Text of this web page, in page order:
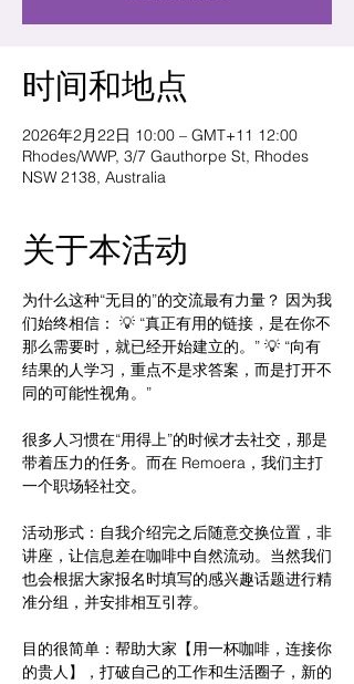
时间和地点
2026年2月22日 10:00 – GMT+11 12:00
Rhodes/WWP, 3/7 Gauthorpe St, Rhodes
NSW 2138, Australia
关于本活动
为什么这种“无目的”的交流最有力量？ 因为我
们始终相信： 💡 “真正有用的链接，是在你不
那么需要时，就已经开始建立的。” 💡 “向有
结果的人学习，重点不是求答案，而是打开不
同的可能性视角。”
很多人习惯在“用得上”的时候才去社交，那是
带着压力的任务。而在 Remoera，我们主打
一个职场轻社交。
活动形式：自我介绍完之后随意交换位置，非
讲座，让信息差在咖啡中自然流动。当然我们
也会根据大家报名时填写的感兴趣话题进行精
准分组，并安排相互引荐。
目的很简单：帮助大家【用一杯咖啡，连接你
的贵人】，打破自己的工作和生活圈子，新的